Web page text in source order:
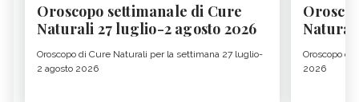
Oroscopo settimanale di Cure
Naturali 27 luglio-2 agosto 2026
Oroscopo di Cure Naturali per la settimana 27 luglio-
2 agosto 2026
Oroscopo di
2026